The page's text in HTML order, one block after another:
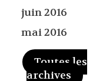
juin 2016
mai 2016
Toutes les
archives